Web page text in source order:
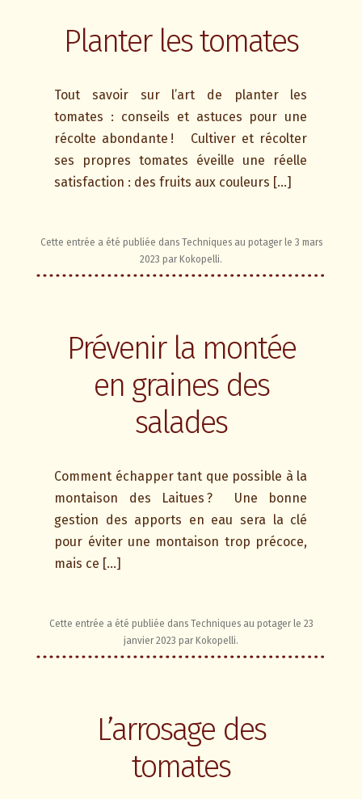
Planter les tomates
Tout savoir sur l’art de planter les
tomates : conseils et astuces pour une
récolte abondante ! Cultiver et récolter
ses propres tomates éveille une réelle
satisfaction : des fruits aux couleurs […]
Cette entrée a été publiée dans Techniques au potagerle 3 mars
2023 par Kokopelli.
Prévenir la montée
en graines des
salades
Comment échapper tant que possible à la
montaison des Laitues ? Une bonne
gestion des apports en eau sera la clé
pour éviter une montaison trop précoce,
mais ce […]
Cette entrée a été publiée dans Techniques au potagerle 23
janvier 2023 par Kokopelli.
L’arrosage des
tomates